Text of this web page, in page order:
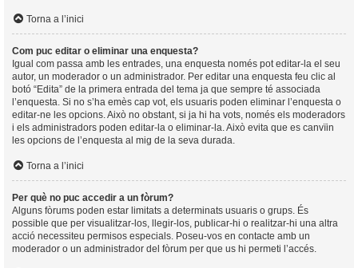
Torna a l’inici
Com puc editar o eliminar una enquesta?
Igual com passa amb les entrades, una enquesta només pot editar-la el seu
autor, un moderador o un administrador. Per editar una enquesta feu clic al
botó “Edita” de la primera entrada del tema ja que sempre té associada
l’enquesta. Si no s’ha emès cap vot, els usuaris poden eliminar l’enquesta o
editar-ne les opcions. Això no obstant, si ja hi ha vots, només els moderadors
i els administradors poden editar-la o eliminar-la. Això evita que es canvïin
les opcions de l’enquesta al mig de la seva durada.
Torna a l’inici
Per què no puc accedir a un fòrum?
Alguns fòrums poden estar limitats a determinats usuaris o grups. És
possible que per visualitzar-los, llegir-los, publicar-hi o realitzar-hi una altra
acció necessiteu permisos especials. Poseu-vos en contacte amb un
moderador o un administrador del fòrum per que us hi permeti l’accés.